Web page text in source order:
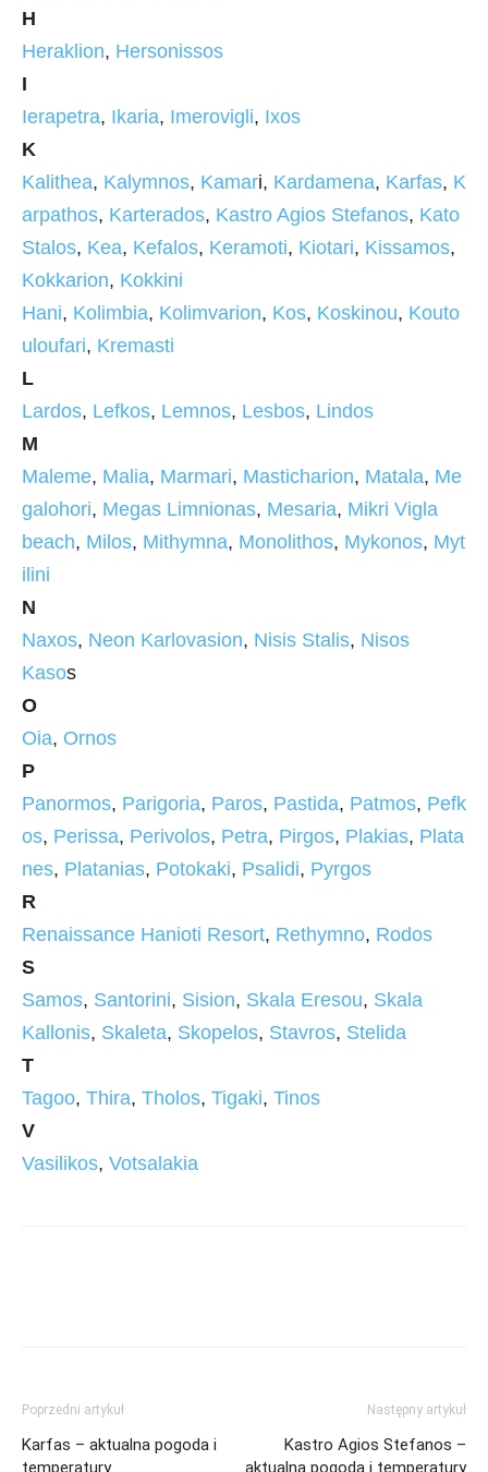
H
Heraklion, Hersonissos
I
Ierapetra, Ikaria, Imerovigli, Ixos
K
Kalithea, Kalymnos, Kamari, Kardamena, Karfas, K
arpathos, Karterados, Kastro Agios Stefanos, Kato
Stalos, Kea, Kefalos, Keramoti, Kiotari, Kissamos,
Kokkarion, Kokkini
Hani, Kolimbia, Kolimvarion, Kos, Koskinou, Kouto
uloufari, Kremasti
L
Lardos, Lefkos, Lemnos, Lesbos, Lindos
M
Maleme, Malia, Marmari, Masticharion, Matala, Me
galohori, Megas Limnionas, Mesaria, Mikri Vigla
beach, Milos, Mithymna, Monolithos, Mykonos, Myt
ilini
N
Naxos, Neon Karlovasion, Nisis Stalis, Nisos
Kasos
O
Oia, Ornos
P
Panormos, Parigoria, Paros, Pastida, Patmos, Pefk
os, Perissa, Perivolos, Petra, Pirgos, Plakias, Plata
nes, Platanias, Potokaki, Psalidi, Pyrgos
R
Renaissance Hanioti Resort, Rethymno, Rodos
S
Samos, Santorini, Sision, Skala Eresou, Skala
Kallonis, Skaleta, Skopelos, Stavros, Stelida
T
Tagoo, Thira, Tholos, Tigaki, Tinos
V
Vasilikos, Votsalakia
Poprzedni artykuł
Karfas – aktualna pogoda i
temperatury
Następny artykuł
Kastro Agios Stefanos –
aktualna pogoda i temperatury